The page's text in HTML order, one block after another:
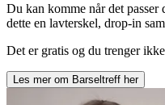
Du kan komme når det
dette en lavterskel, drop-in
Det er gratis og du trenger
Les mer om Barseltreff her